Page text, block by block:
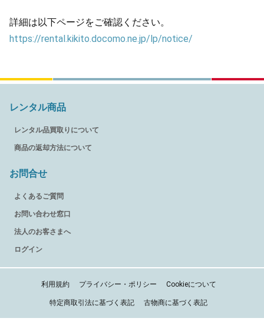
詳細は以下ページをご確認ください。
https://rental.kikito.docomo.ne.jp/lp/notice/
レンタル商品
レンタル品買取りについて
商品の返却方法について
お問合せ
よくあるご質問
お問い合わせ窓口
法人のお客さまへ
ログイン
利用規約 プライバシー・ポリシー Cookieについて
特定商取引法に基づく表記 古物商に基づく表記